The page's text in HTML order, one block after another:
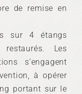
de remise en
sur 4 étangs
Les
s’engagent
à opérer
portant sur le